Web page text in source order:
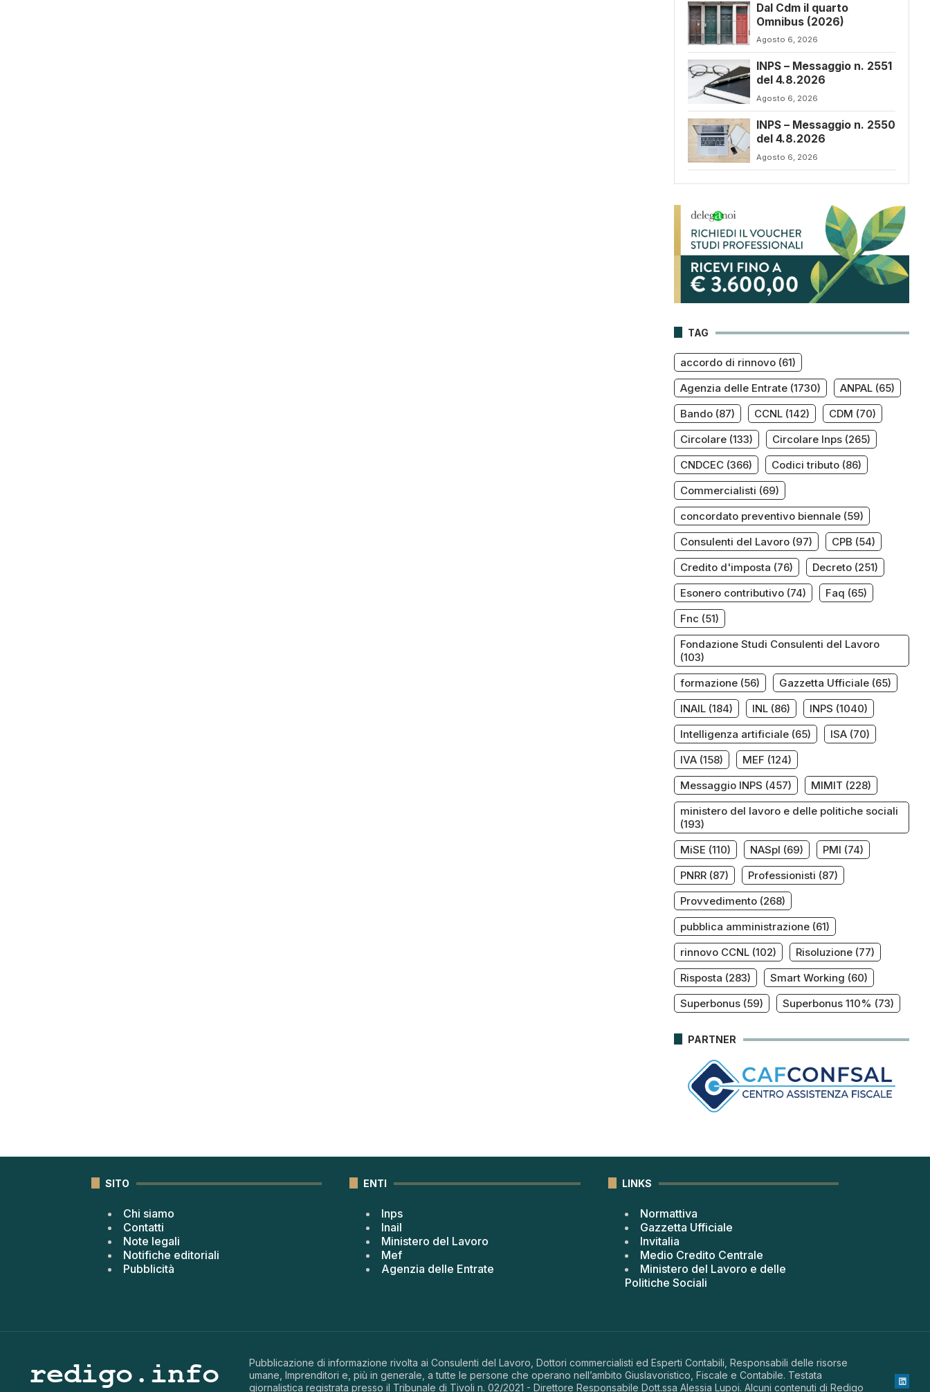
Dal Cdm il quarto
Omnibus (2026)
Agosto 6, 2026
INPS – Messaggio n. 2551
del 4.8.2026
Agosto 6, 2026
INPS – Messaggio n. 2550
del 4.8.2026
Agosto 6, 2026
TAG
accordo di rinnovo(61)
Agenzia delle Entrate(1730) ANPAL(65)
Bando(87) CCNL(142) CDM (70)
Circolare(133) Circolare Inps(265)
CNDCEC(366) Codici tributo(86)
Commercialisti (69)
concordato preventivo biennale(59)
Consulenti del Lavoro(97) CPB (54)
Credito d'imposta (76) Decreto(251)
Esonero contributivo(74) Faq (65)
Fnc (51)
Fondazione Studi Consulenti del Lavoro
(103)
formazione(56) Gazzetta Ufficiale(65)
INAIL(184) INL(86) INPS (1040)
Intelligenza artificiale(65) ISA(70)
IVA(158) MEF (124)
Messaggio INPS (457) MIMIT (228)
ministero del lavoro e delle politiche sociali
(193)
MiSE (110) NASpI (69) PMI (74)
PNRR(87) Professionisti (87)
Provvedimento(268)
pubblica amministrazione(61)
rinnovo CCNL(102) Risoluzione(77)
Risposta (283) Smart Working (60)
Superbonus(59) Superbonus 110% (73)
PARTNER
SITO
Chi siamo
Contatti
Note legali
Notifiche editoriali
Pubblicità
ENTI
Inps
Inail
Ministero del Lavoro
Mef
Agenzia delle Entrate
LINKS
Normattiva
Gazzetta Ufficiale
Invitalia
Medio Credito Centrale
Ministero del Lavoro e delle
Politiche Sociali
Pubblicazione di informazione rivolta ai Consulenti del Lavoro, Dottori commercialisti ed Esperti Contabili, Responsabili delle risorse
umane, Imprenditori e, più in generale, a tutte le persone che operano nell’ambito Giuslavoristico, Fiscale e Contabile. Testata
giornalistica registrata presso il Tribunale di Tivoli n. 02/2021 - Direttore Responsabile Dott.ssa Alessia Lupoi. Alcuni contenuti di Redigo